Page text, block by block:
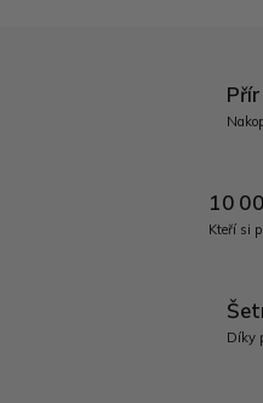
10
Kteří si
Díky